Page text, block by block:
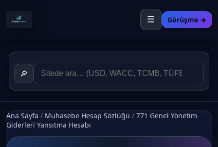
☰ Görüşme →
🔎
Ana Sayfa / Muhasebe Hesap Sözlüğü / 771 Genel Yönetim
Giderleri Yansıtma Hesabı